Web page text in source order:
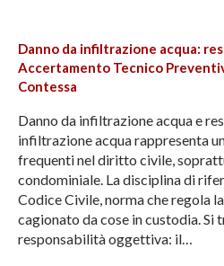
Danno da infiltrazione acqua:
Accertamento Tecnico
Contessa
Danno da infiltrazione acqua e
infiltrazione acqua rappresenta
frequenti nel diritto civile,
condominiale. La disciplina di
Codice Civile, norma che regola
cagionato da cose in custodia. Si
responsabilità oggettiva: il…